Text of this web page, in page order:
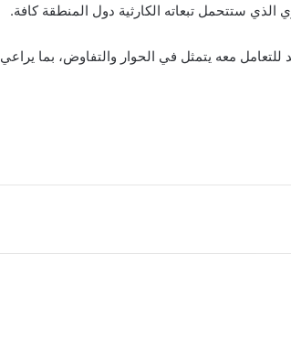
ستتحمل تبعاته الكارثية دول المنطقة كافة.
معه يتمثل في الحوار والتفاوض، بما يراعي